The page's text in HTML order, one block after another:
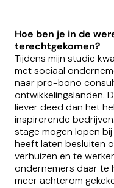
Hoe ben je in de
terechtgekomen?
Tijdens mijn studie
met sociaal
naar pro-bono
ontwikkelingslanden.
liever deed dan het
inspirerende
stage mogen lopen
heeft laten besluiten
verhuizen en te
ondernemers daar te
meer achterom